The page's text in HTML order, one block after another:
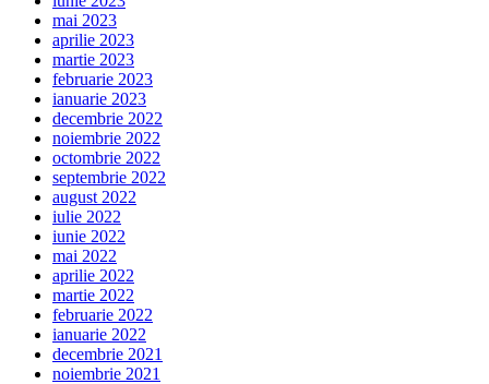
mai 2023
aprilie 2023
martie 2023
februarie 2023
ianuarie 2023
decembrie 2022
noiembrie 2022
octombrie 2022
septembrie 2022
august 2022
iulie 2022
iunie 2022
mai 2022
aprilie 2022
martie 2022
februarie 2022
ianuarie 2022
decembrie 2021
noiembrie 2021